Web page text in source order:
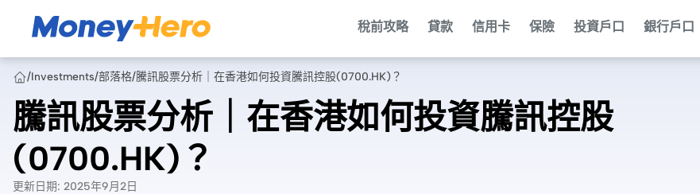
稅前攻略 貸款 信用卡 保險 投資戶口 銀行戶口
/Investments/部落格/騰訊股票分析｜在香港如何投資騰訊控股(0700.HK)？
騰訊股票分析｜在香港如何投資騰訊控股
(0700.HK)？
更新日期: 2025年9月2日